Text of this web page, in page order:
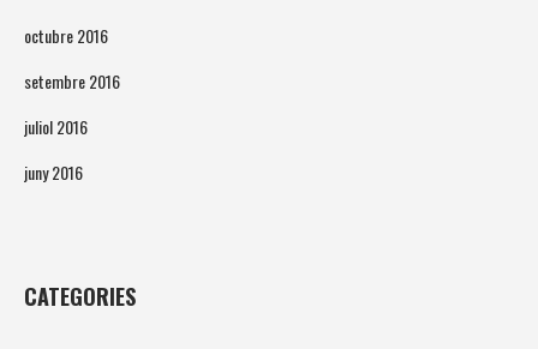
octubre 2016
setembre 2016
juliol 2016
juny 2016
CATEGORIES